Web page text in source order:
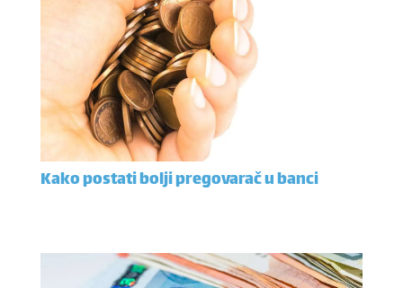
Kako postati bolji pregovarač u banci